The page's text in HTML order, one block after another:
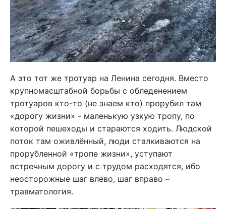
А это тот же тротуар на Ленина сегодня. Вместо
крупномасштабной борьбы с обледенением
тротуаров кто-то (не знаем кто) прорубил там
«дорогу жизни» - маленькую узкую тропу, по
которой пешеходы и стараются ходить. Людской
поток там оживлённый, люди сталкиваются на
прорубленной «тропе жизни», уступают
встречным дорогу и с трудом расходятся, ибо
неосторожные шаг влево, шаг вправо –
травматология.